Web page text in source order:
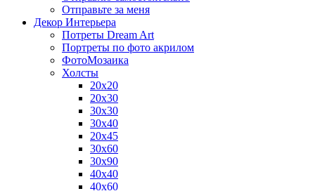
Отправьте за меня
Декор Интерьера
Потреты Dream Art
Портреты по фото акрилом
ФотоМозаика
Холсты
20х20
20х30
30х30
30х40
20х45
30х60
30х90
40х40
40х60